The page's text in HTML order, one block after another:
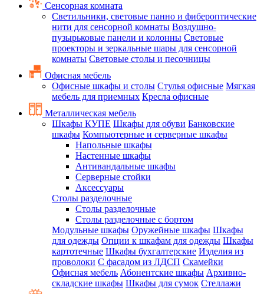
Сенсорная комната
Светильники, световые панно и фибероптические
нити для сенсорной комнаты Воздушно-
пузырьковые панели и колонны Световые
проекторы и зеркальные шары для сенсорной
комнаты Световые столы и песочницы
Офисная мебель
Офисные шкафы и столы Стулья офисные Мягкая
мебель для приемных Кресла офисные
Металлическая мебель
Шкафы КУПЕ Шкафы для обуви Банковские
шкафы Компьютерные и серверные шкафы
Напольные шкафы
Настенные шкафы
Антивандальные шкафы
Серверные стойки
Аксессуары
Столы разделочные
Столы разделочные
Столы разделочные с бортом
Модульные шкафы Оружейные шкафы Шкафы
для одежды Опции к шкафам для одежды Шкафы
картотечные Шкафы бухгалтерские Изделия из
проволоки С фасадом из ЛДСП Скамейки
Офисная мебель Абонентские шкафы Архивно-
складские шкафы Шкафы для сумок Стеллажи